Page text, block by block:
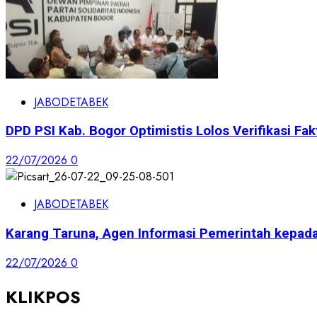
JABODETABEK
DPD PSI Kab. Bogor Optimistis Lolos Verifikasi
22/07/2026 0
JABODETABEK
Karang Taruna, Agen Informasi Pemerintah
22/07/2026 0
KLIKPOS